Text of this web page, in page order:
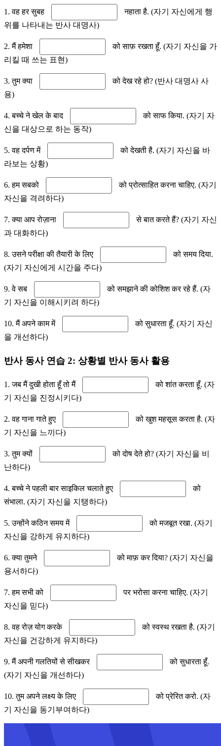
1. वह हर सुबह
नहाता है. (자기 자신에게 행
위를 나타내는 반사 대명사)
2. मैं हमेशा
को साफ़ रखता हूँ. (자기 자신을 가
리킬 때 쓰는 표현)
3. तुम क्या
को देख रहे हो? (반사 대명사 사
용)
4. बच्चे ने खेल के बाद
को साफ किया. (자기 자
신을 대상으로 하는 동작)
5. वह दर्पण में
को देखती है. (자기 자신을 바
라보는 상황)
6. हम सबको
को प्रोत्साहित करना चाहिए. (자기
자신을 격려하다)
7. क्या आप रोज़ाना
से बात करते हैं? (자기 자신
과 대화하다)
8. उसने परीक्षा की तैयारी के लिए
को समय दिया.
(자기 자신에게 시간을 주다)
9. वे सब
को समझाने की कोशिश कर रहे हैं. (자
기 자신을 이해시키려 하다)
10. मैं अपने काम में
को सुधारता हूँ. (자기 자신
을 개선하다)
반사 동사 연습 2: 상황별 반사 동사 활용
1. जब मैं दुखी होता हूँ तो मैं
को शांत करता हूँ. (자
기 자신을 진정시키다)
2. वह गाना गाते हुए
को खुश महसूस करता है. (자
기 자신을 느끼다)
3. तुम क्यों
को दोष देते हो? (자기 자신을 비
난하다)
4. बच्चे ने पहली बार साइकिल चलाते हुए
को
संभाला. (자기 자신을 지탱하다)
5. उन्होंने कठिन समय में
को मजबूत रखा. (자기
자신을 강하게 유지하다)
6. क्या तुमने
को माफ़ कर दिया? (자기 자신을
용서하다)
7. हम सभी को
पर भरोसा करना चाहिए. (자기
자신을 믿다)
8. वह रोज़ योग करके
को स्वस्थ रखता है. (자기
자신을 건강하게 유지하다)
9. मैं अपनी गलतियों से सीखकर
को सुधारता हूँ.
(자기 자신을 개선하다)
10. तुम अपने लक्ष्य के लिए
को प्रेरित करो. (자
기 자신을 동기부여하다)